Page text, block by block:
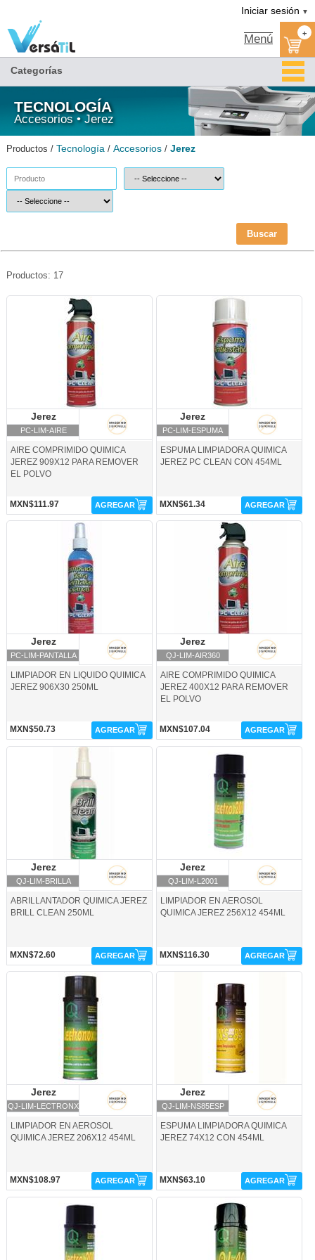
Iniciar sesión ▼
Menú +
Categorías
TECNOLOGÍA
Accesorios • Jerez
Productos / Tecnología / Accesorios / Jerez
Buscar
Productos: 17
PC-LIM-AIRE-Jerez
Jerez
PC-LIM-AIRE
AIRE COMPRIMIDO QUIMICA
JEREZ 909X12 PARA REMOVER
EL POLVO
MXN$111.97 AGREGAR
PC-LIM-ESPUMA-Jerez
Jerez
PC-LIM-ESPUMA
ESPUMA LIMPIADORA QUIMICA
JEREZ PC CLEAN CON 454ML
MXN$61.34 AGREGAR
PC-LIM-PANTALLA-Jerez
Jerez
PC-LIM-PANTALLA
LIMPIADOR EN LIQUIDO QUIMICA
JEREZ 906X30 250ML
MXN$50.73 AGREGAR
QJ-LIM-AIR360-Jerez
Jerez
QJ-LIM-AIR360
AIRE COMPRIMIDO QUIMICA
JEREZ 400X12 PARA REMOVER
EL POLVO
MXN$107.04 AGREGAR
Jerez
QJ-LIM-BRILLA
ABRILLANTADOR QUIMICA JEREZ
BRILL CLEAN 250ML
MXN$72.60 AGREGAR
QJ-LIM-L2001-Jerez
Jerez
QJ-LIM-L2001
LIMPIADOR EN AEROSOL
QUIMICA JEREZ 256X12 454ML
MXN$116.30 AGREGAR
QJ-LIM-LECTRONX-Jerez
Jerez
QJ-LIM-LECTRONX
LIMPIADOR EN AEROSOL
QUIMICA JEREZ 206X12 454ML
MXN$108.97 AGREGAR
Jerez
QJ-LIM-NS85ESP
ESPUMA LIMPIADORA QUIMICA
JEREZ 74X12 CON 454ML
MXN$63.10 AGREGAR
QJ-LIM-PIZARRON-Jerez QJ-LIM-QJ40454-Jerez